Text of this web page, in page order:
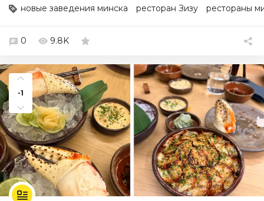
новые заведения минска ресторан Зизу рестораны
0 9.8K
-1